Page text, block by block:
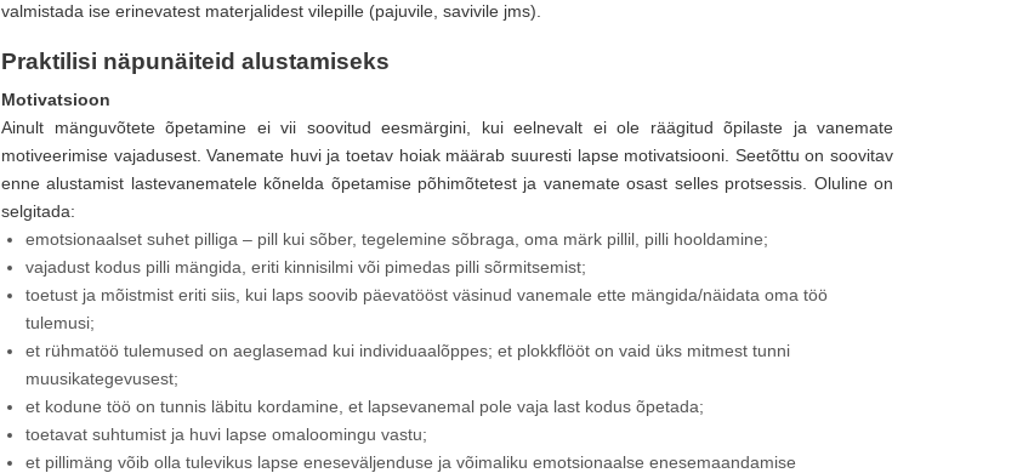
valmistada ise erinevatest materjalidest vilepille (pajuvile, savivile jms).
Praktilisi näpunäiteid alustamiseks
Motivatsioon
Ainult mänguvõtete õpetamine ei vii soovitud eesmärgini, kui eelnevalt ei ole räägitud õpilaste ja vanemate
motiveerimise vajadusest. Vanemate huvi ja toetav hoiak määrab suuresti lapse motivatsiooni. Seetõttu on soovitav
enne alustamist lastevanematele kõnelda õpetamise põhimõtetest ja vanemate osast selles protsessis. Oluline on
selgitada:
emotsionaalset suhet pilliga – pill kui sõber, tegelemine sõbraga, oma märk pillil, pilli hooldamine;
vajadust kodus pilli mängida, eriti kinnisilmi või pimedas pilli sõrmitsemist;
toetust ja mõistmist eriti siis, kui laps soovib päevatööst väsinud vanemale ette mängida/näidata oma töö
tulemusi;
et rühmatöö tulemused on aeglasemad kui individuaalõppes; et plokkflööt on vaid üks mitmest tunni
muusikategevusest;
et kodune töö on tunnis läbitu kordamine, et lapsevanemal pole vaja last kodus õpetada;
toetavat suhtumist ja huvi lapse omaloomingu vastu;
et pillimäng võib olla tulevikus lapse eneseväljenduse ja võimaliku emotsionaalse enesemaandamise